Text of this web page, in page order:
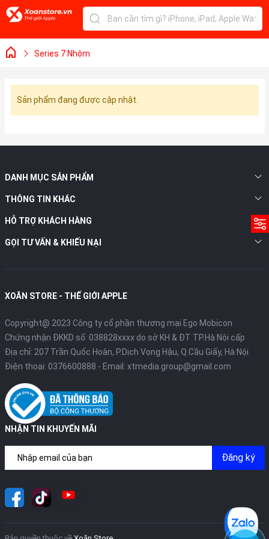
Series 7 Nhôm
Sản phẩm đang được cập nhật.
DANH MỤC SẢN PHẨM
THÔNG TIN KHÁC
HỖ TRỢ KHÁCH HÀNG
GỌI TƯ VẤN & KHIẾU NẠI
XOĂN STORE - THẾ GIỚI APPLE
Copyright@ 2023 Công ty cổ phần thương mại Ego Mobicon
Chứng nhận ĐKKD số: 038828xxxx do sở KH & ĐT TP.Hà Nội cấp
Địa chỉ: 207 Trần Quốc Hoàn, P.Dịch Vọng Hậu, Q.Cầu Giấy, Hà Nội
Điện thoại: 0376600888 - Email: xtmedia.group@gmail.com
NHẬN TIN KHUYẾN MÃI
Đăng ký